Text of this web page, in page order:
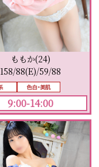
ももか(24)
158/88(E)/59/88
9:00-14:00